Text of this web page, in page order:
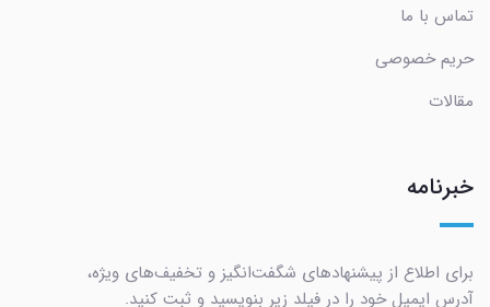
تماس با ما
حریم خصوصی
مقالات
خبرنامه
برای اطلاع از پیشنهادهای شگفت‌انگیز و تخفیف‌های ویژه،
آدرس ایمیل خود را در فیلد زیر بنویسید و ثبت کنید.